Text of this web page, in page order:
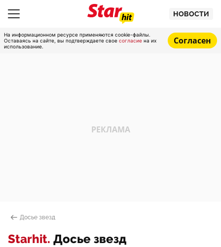
НОВОСТИ
На информационном ресурсе применяются cookie-файлы.
Оставаясь на сайте, вы подтверждаете свое согласие на их
использование.
Согласен
Досье звезд
Starhit. Досье звезд